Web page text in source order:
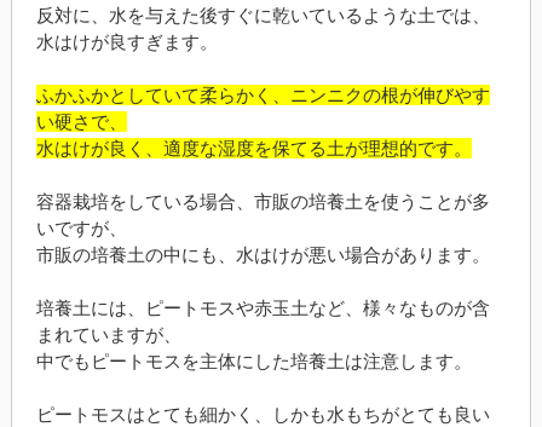
反対に、水を与えた後すぐに乾いているような土では、
水はけが良すぎます。
ふかふかとしていて柔らかく、ニンニクの根が伸びやす
い硬さで、
水はけが良く、適度な湿度を保てる土が理想的です。
容器栽培をしている場合、市販の培養土を使うことが多
いですが、
市販の培養土の中にも、水はけが悪い場合があります。
培養土には、ピートモスや赤玉土など、様々なものが含
まれていますが、
中でもピートモスを主体にした培養土は注意します。
ピートモスはとても細かく、しかも水もちがとても良い